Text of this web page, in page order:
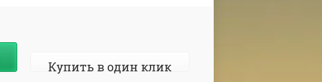
Купить в один клик